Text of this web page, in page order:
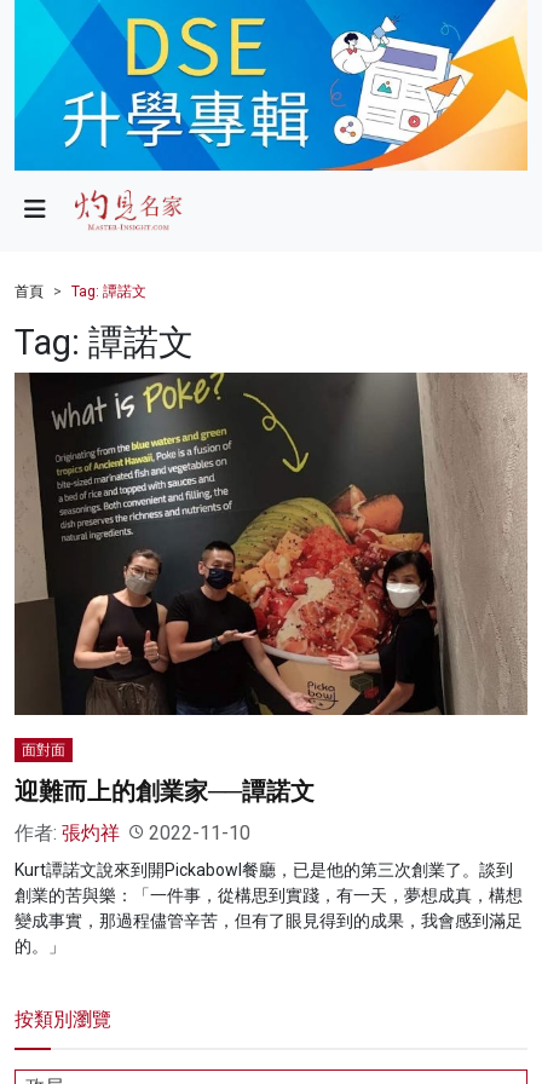
政局
財經
健康
商業
科技
影片
名家榜
灼見活動
關於我們
首頁 Tag: 譚諾文
Tag: 譚諾文
面對面
迎難而上的創業家──譚諾文
作者: 張灼祥 2022-11-10
Kurt譚諾文說來到開Pickabowl餐廳，已是他的第三次創業了。談到
創業的苦與樂：「一件事，從構思到實踐，有一天，夢想成真，構想
變成事實，那過程儘管辛苦，但有了眼見得到的成果，我會感到滿足
的。」
按類別瀏覽